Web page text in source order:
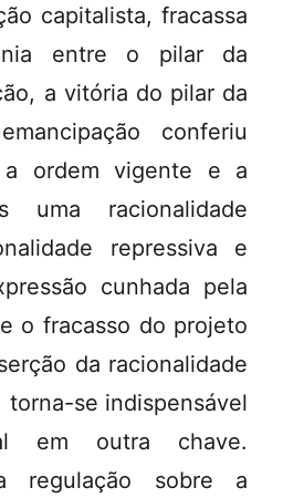
capitalista, fracassa
entre o pilar da
a vitória do pilar da
conferiu
a ordem vigente e a
uma racionalidade
repressiva e
cunhada pela
o fracasso do projeto
da racionalidade
se indispensável
em outra chave.
regulação sobre a